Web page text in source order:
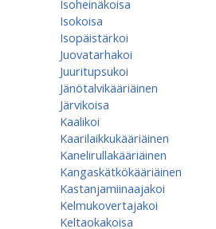
Isoheinäkoisa
Isokoisa
Isopäistärkoi
Juovatarhakoi
Juuritupsukoi
Jänötalvikääriäinen
Järvikoisa
Kaalikoi
Kaarilaikkukääriäinen
Kanelirullakääriäinen
Kangaskätkökääriäinen
Kastanjamiinaajakoi
Kelmukovertajakoi
Keltaokakoisa